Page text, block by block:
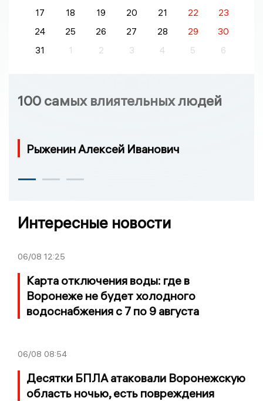
17
18 19 20 21 22
23
24
25 26 27 28 29
30
31
1 2 3 4 5 6
100 самых влиятельных людей
Рыженин Алексей Иванович
Интересные новости
06/08 12:25
Карта отключения воды: где в
Воронеже не будет холодного
водоснабжения с 7 по 9 августа
06/08 08:54
Десятки БПЛА атаковали Воронежскую
область ночью, есть повреждения